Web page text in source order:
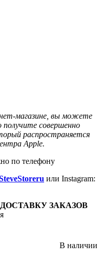
магазине, вы можете
совершенно
распространяется
Apple.
по телефону
или Instagram:
ЗАКАЗОВ
В наличии